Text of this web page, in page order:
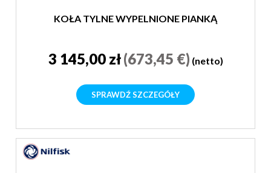
KOŁA TYLNE WYPELNIONE PIANKĄ
3 145,00 zł(673,45 €) (netto)
SPRAWDŹ SZCZEGÓŁY